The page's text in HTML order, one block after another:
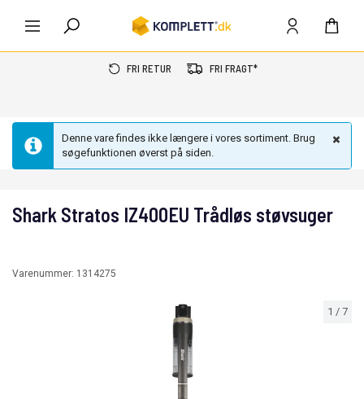
FRI RETUR FRI FRAGT*
Denne vare findes ikke længere i vores sortiment. Brug
søgefunktionen øverst på siden.
1 / 7
Shark Stratos IZ400EU Trådløs støvsuger
Varenummer: 1314275